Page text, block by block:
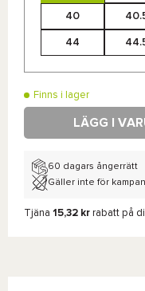
40
44
Finns i lager
LÄGG I
60 dagars ångerrätt
Gäller inte för
Tjäna 15,32 kr rabatt på